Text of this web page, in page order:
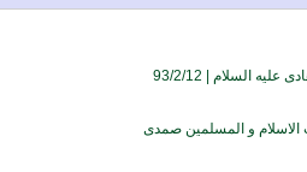
السلام | 93/2/12
و المسلمین صمدی